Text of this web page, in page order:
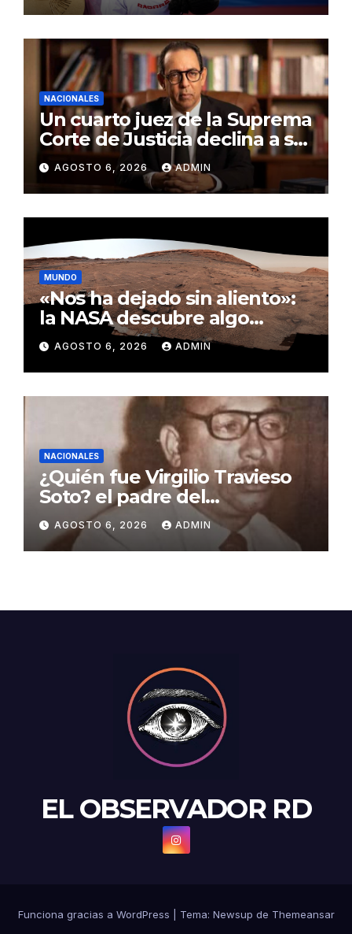
NACIONALES
Un cuarto juez de la Suprema
Corte de Justicia declina a ser
evaluado por el CNM
AGOSTO 6, 2026 ADMIN
MUNDO
«Nos ha dejado sin aliento»:
la NASA descubre algo
insólito en Marte
AGOSTO 6, 2026 ADMIN
NACIONALES
¿Quién fue Virgilio Travieso
Soto? el padre del
baloncesto dominicano
AGOSTO 6, 2026 ADMIN
EL OBSERVADOR RD
Funciona gracias a WordPress Tema: Newsup de Themeansar